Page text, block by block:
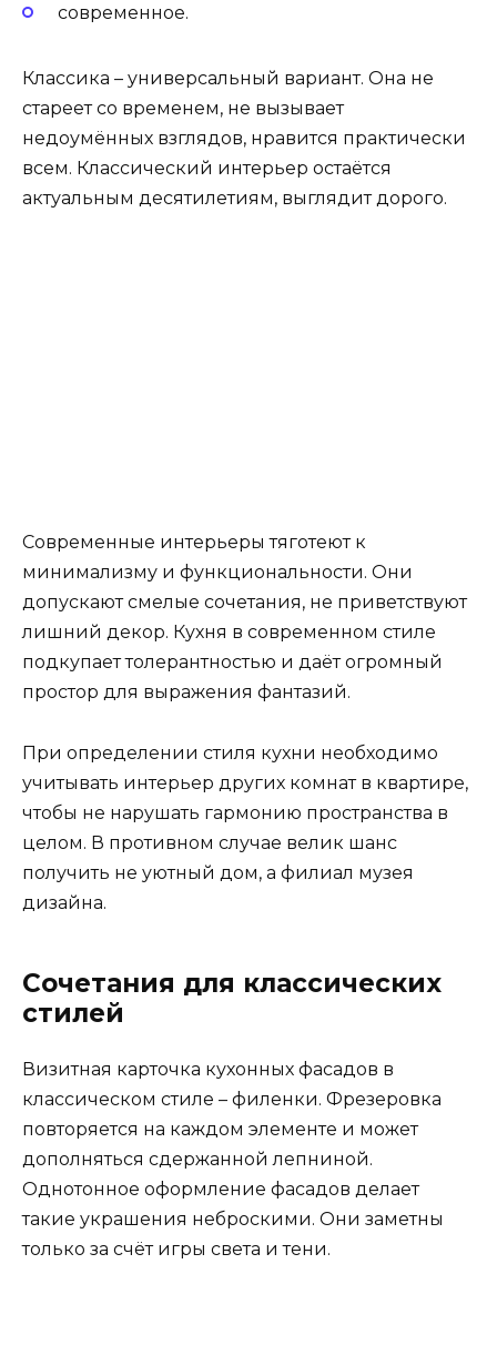
современное.
Классика – универсальный вариант. Она не
стареет со временем, не вызывает
недоумённых взглядов, нравится практически
всем. Классический интерьер остаётся
актуальным десятилетиям, выглядит дорого.
Современные интерьеры тяготеют к
минимализму и функциональности. Они
допускают смелые сочетания, не приветствуют
лишний декор. Кухня в современном стиле
подкупает толерантностью и даёт огромный
простор для выражения фантазий.
При определении стиля кухни необходимо
учитывать интерьер других комнат в квартире,
чтобы не нарушать гармонию пространства в
целом. В противном случае велик шанс
получить не уютный дом, а филиал музея
дизайна.
Сочетания для классических
стилей
Визитная карточка кухонных фасадов в
классическом стиле – филенки. Фрезеровка
повторяется на каждом элементе и может
дополняться сдержанной лепниной.
Однотонное оформление фасадов делает
такие украшения неброскими. Они заметны
только за счёт игры света и тени.